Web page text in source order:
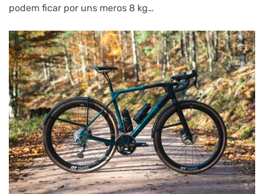
podem ficar por uns meros 8 kg…